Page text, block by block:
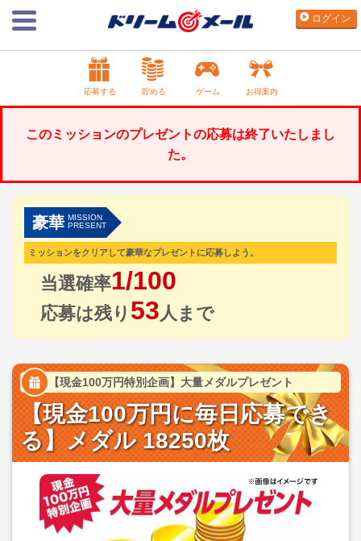
ログイン
応募する 貯める ゲーム お得案内
このミッションのプレゼントの応募は終了いたしまし
た。
豪華 MISSION
PRESENT
ミッションをクリアして豪華なプレゼントに応募しよう。
当選確率1/100
応募は残り 53人まで
【現金100万円特別企画】大量メダルプレゼント
【現金100万円に毎日応募でき
る】メダル 18250枚